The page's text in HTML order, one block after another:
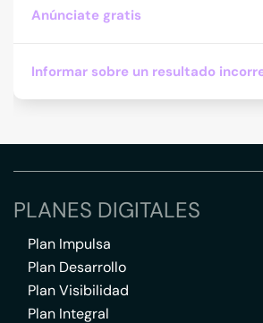
Anúnciate gratis
Informar sobre un resultado
PLANES DIGITALES
Plan Impulsa
Plan Desarrollo
Plan Visibilidad
Plan Integral